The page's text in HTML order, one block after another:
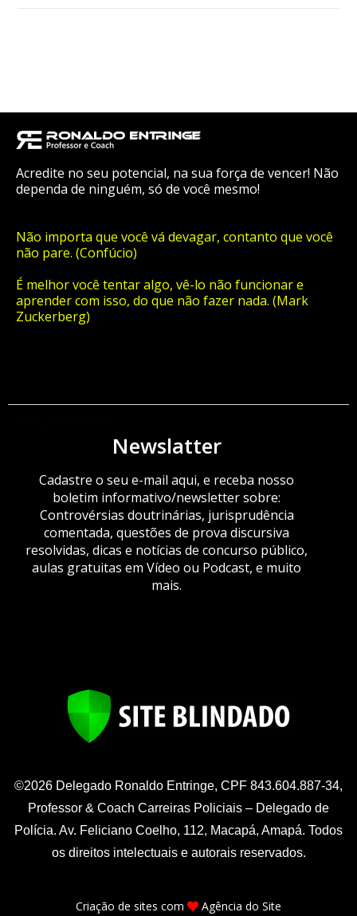
Acredite no seu potencial, na sua força de vencer! Não
dependa de ninguém, só de você mesmo!
Não importa que você vá devagar, contanto que você
não pare. (Confúcio)
É melhor você tentar algo, vê-lo não funcionar e
aprender com isso, do que não fazer nada. (Mark
Zuckerberg)
Newslatter
Cadastre o seu e-mail aqui, e receba nosso
boletim informativo/newsletter sobre:
Controvérsias doutrinárias, jurisprudência
comentada, questões de prova discursiva
resolvidas, dicas e notícias de concurso público,
aulas gratuitas em Vídeo ou Podcast, e muito
mais.
©2026 Delegado Ronaldo Entringe, CPF 843.604.887-34,
Professor & Coach Carreiras Policiais – Delegado de
Polícia. Av. Feliciano Coelho, 112, Macapá, Amapá. Todos
os direitos intelectuais e autorais reservados.
Criação de sites com Agência do Site